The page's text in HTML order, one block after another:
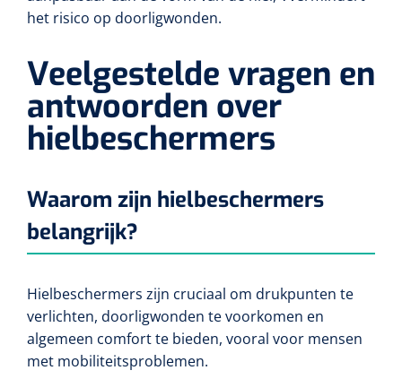
Watten
Verbandhaakjes
Nierbekken
het risico op doorligwonden.
Veelgestelde vragen en
antwoorden over
hielbeschermers
Waarom zijn hielbeschermers
belangrijk?
Hielbeschermers zijn cruciaal om drukpunten te
verlichten, doorligwonden te voorkomen en
algemeen comfort te bieden, vooral voor mensen
met mobiliteitsproblemen.